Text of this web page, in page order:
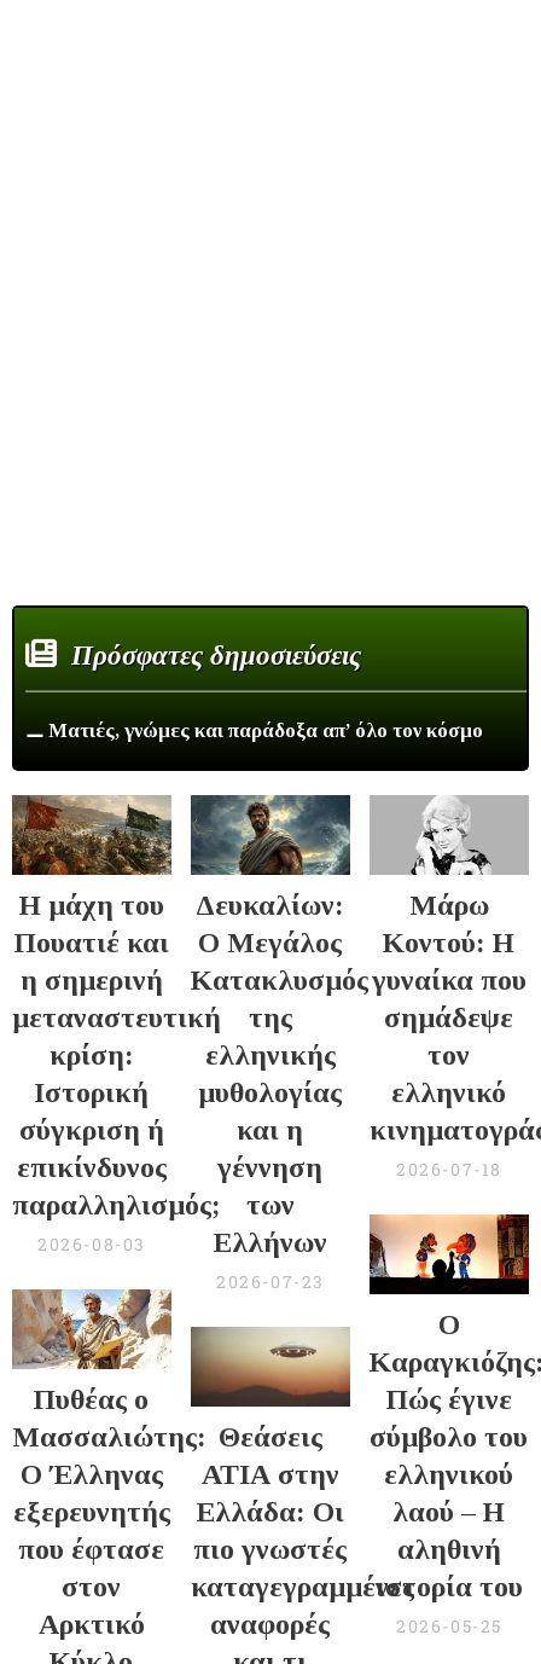
Πρόσφατες δημοσιεύσεις
⚊ Ματιές, γνώμες και παράδοξα απ’ όλο τον κόσμο
Η μάχη του
Πουατιέ και
η σημερινή
μεταναστευτική
κρίση:
Ιστορική
σύγκριση ή
επικίνδυνος
παραλληλισμός;
2026-08-03
Δευκαλίων:
Ο Μεγάλος
Κατακλυσμός
της
ελληνικής
μυθολογίας
και η
γέννηση
των
Ελλήνων
2026-07-23
Μάρω
Κοντού: Η
γυναίκα που
σημάδεψε
τον
ελληνικό
2026-07-18
Πυθέας ο
Μασσαλιώτης:
Ο Έλληνας
εξερευνητής
που έφτασε
στον
Αρκτικό
Θεάσεις
ΑΤΙΑ στην
Ελλάδα: Οι
πιο γνωστές
καταγεγραμμένες
αναφορές
Ο
Πώς έγινε
σύμβολο του
ελληνικού
λαού – Η
αληθινή
ιστορία του
2026-05-25